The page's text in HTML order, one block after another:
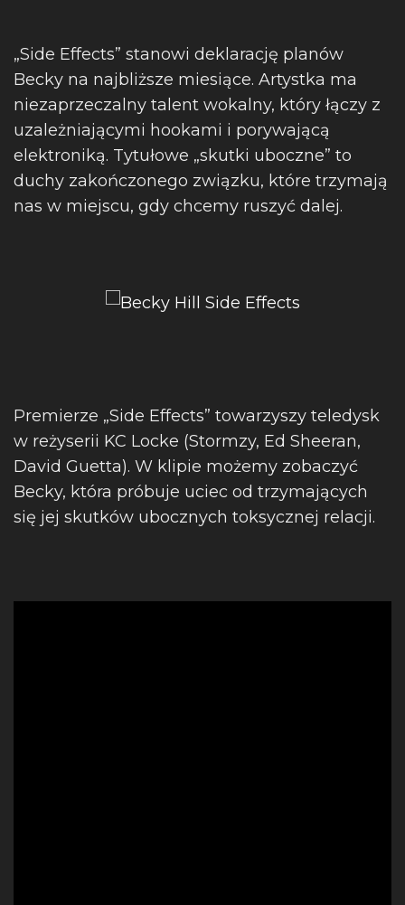
„Side Effects” stanowi deklarację planów
Becky na najbliższe miesiące. Artystka ma
niezaprzeczalny talent wokalny, który łączy z
uzależniającymi hookami i porywającą
elektroniką. Tytułowe „skutki uboczne” to
duchy zakończonego związku, które trzymają
nas w miejscu, gdy chcemy ruszyć dalej.
Premierze „Side Effects” towarzyszy teledysk
w reżyserii KC Locke (Stormzy, Ed Sheeran,
David Guetta). W klipie możemy zobaczyć
Becky, która próbuje uciec od trzymających
się jej skutków ubocznych toksycznej relacji.